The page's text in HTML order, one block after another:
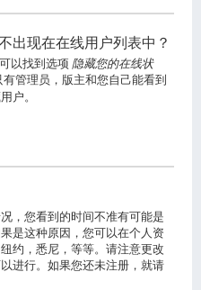
出现在在线用户列表中？
以找到选项 隐藏您的在线状
有管理员，版主和您自己能看到
户。
，您看到的时间不准有可能是
是这种原因，您可以在个人资
约，悉尼，等等。请注意更改
进行。如果您还未注册，就请